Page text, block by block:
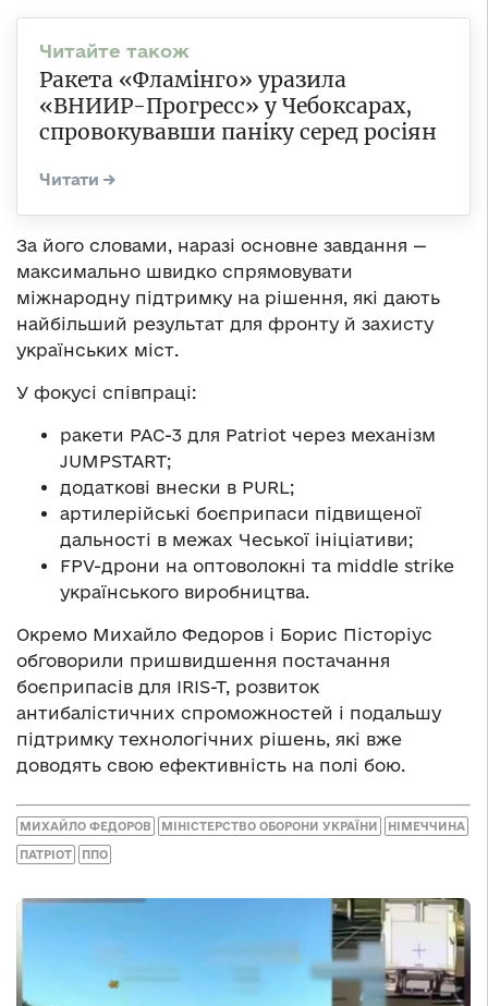
Ракета «Фламінго» уразила
«ВНИИР-Прогресс» у Чебоксарах,
спровокувавши паніку серед росіян
За його словами, наразі основне завдання —
максимально швидко спрямовувати
міжнародну підтримку на рішення, які дають
найбільший результат для фронту й захисту
українських міст.
У фокусі співпраці:
ракети PAC-3 для Patriot через механізм
JUMPSTART;
додаткові внески в PURL;
артилерійські боєприпаси підвищеної
дальності в межах Чеської ініціативи;
FPV-дрони на оптоволокні та middle strike
українського виробництва.
Окремо Михайло Федоров і Борис Пісторіус
обговорили пришвидшення постачання
боєприпасів для IRIS-T, розвиток
антибалістичних спроможностей і подальшу
підтримку технологічних рішень, які вже
доводять свою ефективність на полі бою.
МИХАЙЛО ФЕДОРОВ МІНІСТЕРСТВО ОБОРОНИ УКРАЇНИ НІМЕЧЧИНА
ПАТРІОТ ППО